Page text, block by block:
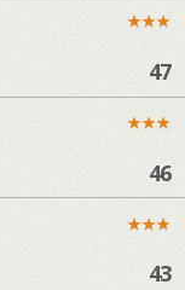
★★★
47
★★★
46
★★★
43